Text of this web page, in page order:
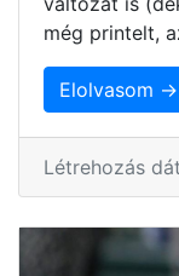
még printelt,
Elolvasom →
Létrehozás